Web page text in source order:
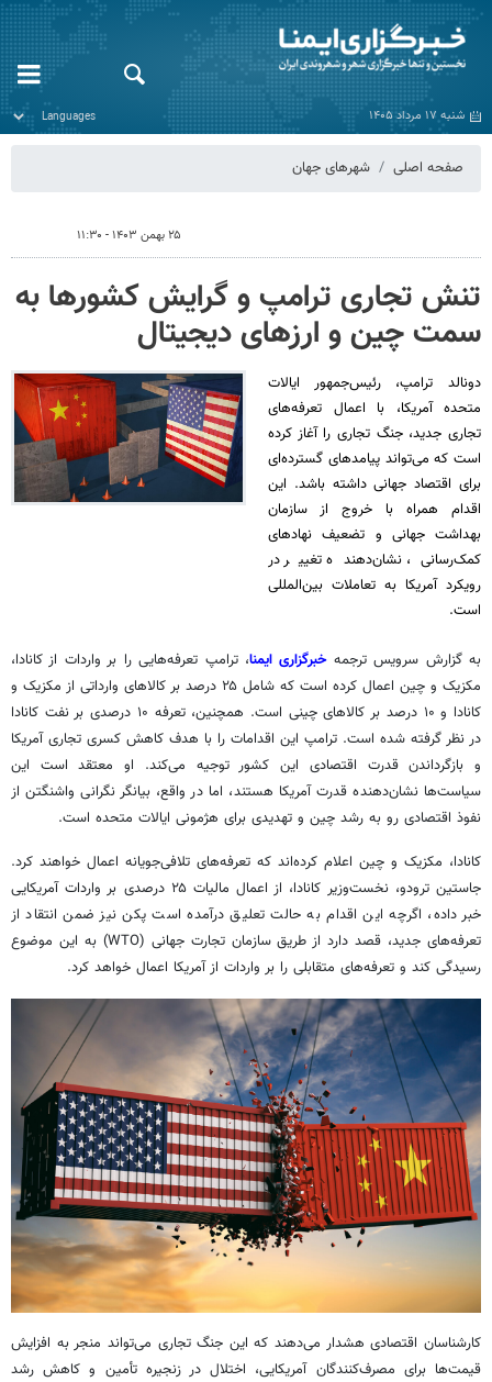
شنبه ۱۷ مرداد ۱۴۰۵
صفحه اصلی شهرهای جهان
۲۵ بهمن ۱۴۰۳ - ۱۱:۳۰
تنش‌ تجاری ترامپ و گرایش کشورها به
سمت چین و ارزهای دیجیتال
دونالد ترامپ، رئیس‌جمهور ایالات
متحده آمریکا، با اعمال تعرفه‌های
تجاری جدید، جنگ تجاری را آغاز کرده
است که می‌تواند پیامدهای گسترده‌ای
برای اقتصاد جهانی داشته باشد. این
اقدام همراه با خروج از سازمان
بهداشت جهانی و تضعیف نهادهای
کمک‌رسانی، نشان‌دهنده تغییر در
رویکرد آمریکا به تعاملات بین‌المللی
است.
به گزارش سرویس ترجمه خبرگزاری ایمنا، ترامپ تعرفه‌هایی را بر واردات از کانادا،
مکزیک و چین اعمال کرده است که شامل ۲۵ درصد بر کالاهای وارداتی از مکزیک و
کانادا و ۱۰ درصد بر کالاهای چینی است. همچنین، تعرفه ۱۰ درصدی بر نفت کانادا
در نظر گرفته شده است. ترامپ این اقدامات را با هدف کاهش کسری تجاری آمریکا
و بازگرداندن قدرت اقتصادی این کشور توجیه می‌کند. او معتقد است این
سیاست‌ها نشان‌دهنده قدرت آمریکا هستند، اما در واقع، بیانگر نگرانی واشنگتن از
نفوذ اقتصادی رو به رشد چین و تهدیدی برای هژمونی ایالات متحده است.
کانادا، مکزیک و چین اعلام کرده‌اند که تعرفه‌های تلافی‌جویانه اعمال خواهند کرد.
جاستینترودو
، نخست‌وزیر کانادا، از اعمال مالیات ۲۵ درصدی بر واردات آمریکایی
خبر داده، اگرچه این اقدام به حالت تعلیق درآمده است پکن نیز ضمن انتقاد از
تعرفه‌های جدید، قصد دارد از طریق سازمان تجارت جهانی (WTO) به این موضوع
رسیدگی کند و تعرفه‌های متقابلی را بر واردات از آمریکا اعمال خواهد کرد.
کارشناسان اقتصادی هشدار می‌دهند که این جنگ تجاری می‌تواند منجر به افزایش
قیمت‌ها برای مصرف‌کنندگان آمریکایی، اختلال در زنجیره تأمین و کاهش رشد